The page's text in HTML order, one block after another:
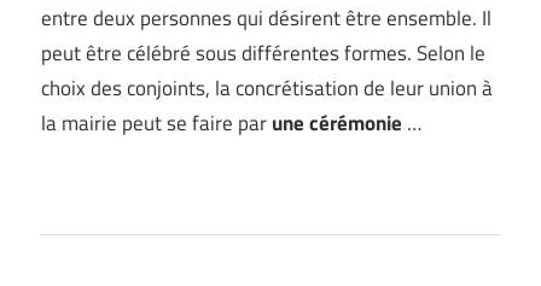
entre deux personnes qui désirent être ensemble. Il
peut être célébré sous différentes formes. Selon le
choix des conjoints, la concrétisation de leur union à
la mairie peut se faire parune cérémonie …